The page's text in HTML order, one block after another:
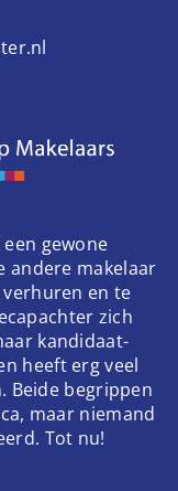
gewone
andere makelaar
en te
zich
kandidaat-
heeft erg veel
Beide begrippen
maar niemand
Tot nu!